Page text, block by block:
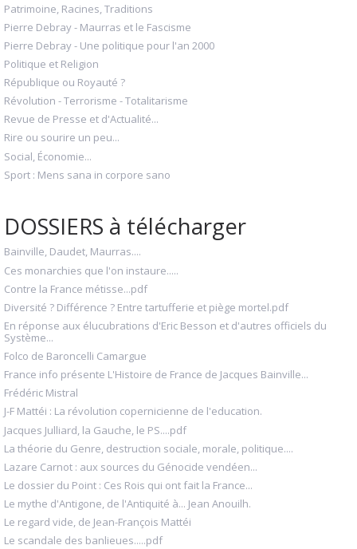
Patrimoine, Racines, Traditions
Pierre Debray - Maurras et le Fascisme
Pierre Debray - Une politique pour l'an 2000
Politique et Religion
République ou Royauté ?
Révolution - Terrorisme - Totalitarisme
Revue de Presse et d'Actualité...
Rire ou sourire un peu...
Social, Économie...
Sport : Mens sana in corpore sano
DOSSIERS à télécharger
Bainville, Daudet, Maurras....
Ces monarchies que l'on instaure.....
Contre la France métisse...pdf
Diversité ? Différence ? Entre tartufferie et piège mortel.pdf
En réponse aux élucubrations d'Eric Besson et d'autres officiels du
Système...
Folco de Baroncelli Camargue
France info présente L'Histoire de France de Jacques Bainville...
Frédéric Mistral
J-F Mattéi : La révolution copernicienne de l'education.
Jacques Julliard, la Gauche, le PS....pdf
La théorie du Genre, destruction sociale, morale, politique....
Lazare Carnot : aux sources du Génocide vendéen...
Le dossier du Point : Ces Rois qui ont fait la France...
Le mythe d'Antigone, de l'Antiquité à... Jean Anouilh.
Le regard vide, de Jean-François Mattéi
Le scandale des banlieues.....pdf